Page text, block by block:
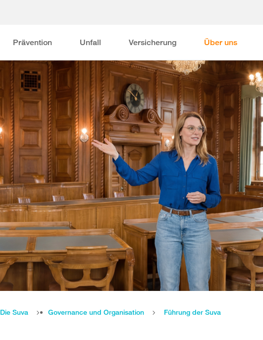
Prävention Unfall Versicherung Über uns
Die Suva Governance und Organisation Führung der Suva